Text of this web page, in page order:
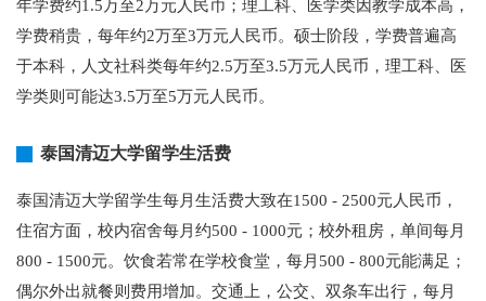
年学费约1.5万至2万元人民币；理工科、医学类因教学成本高，
学费稍贵，每年约2万至3万元人民币。硕士阶段，学费普遍高
于本科，人文社科类每年约2.5万至3.5万元人民币，理工科、医
学类则可能达3.5万至5万元人民币。
泰国清迈大学留学生活费
泰国清迈大学留学生每月生活费大致在1500 - 2500元人民币，
住宿方面，校内宿舍每月约500 - 1000元；校外租房，单间每月
800 - 1500元。饮食若常在学校食堂，每月500 - 800元能满足；
偶尔外出就餐则费用增加。交通上，公交、双条车出行，每月